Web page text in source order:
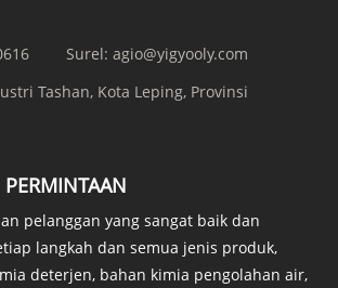
Surel: agio@yigyooly.com
Tashan, Kota Leping, Provinsi
pelanggan yang sangat baik dan
langkah dan semua jenis produk,
deterjen, bahan kimia pengolahan air,